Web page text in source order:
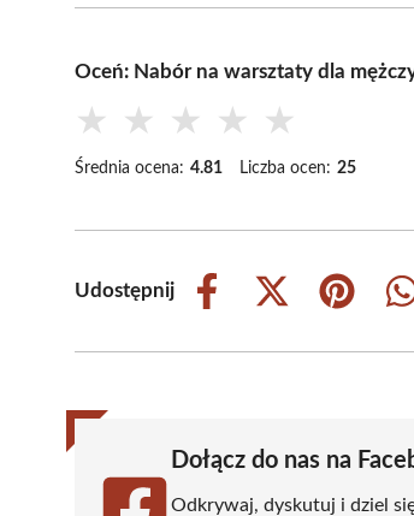
Oceń: Nabór na warsztaty dla
★ ★ ★ ★ ★
Średnia ocena: 4.81 Liczba ocen: 25
Udostępnij
Share
Share
(Twitter)
Share
Dołącz do nas na
Odkrywaj, dyskutuj i dziel